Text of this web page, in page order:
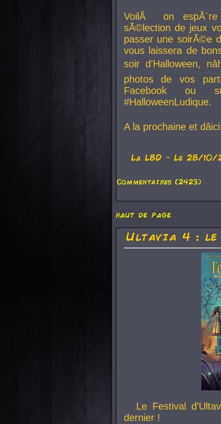
VoilÃ on
sÃ©lection de jeux
passer une soirÃ©e
vous laissera de
soir d'Halloween,
photos de vos
Facebook ou
#HalloweenLudique.
A la prochaine et
La LBD - Le 28/10/
Commentaires (2423)
haut de page
Ultavia 4 :
Le Festival
dernier !